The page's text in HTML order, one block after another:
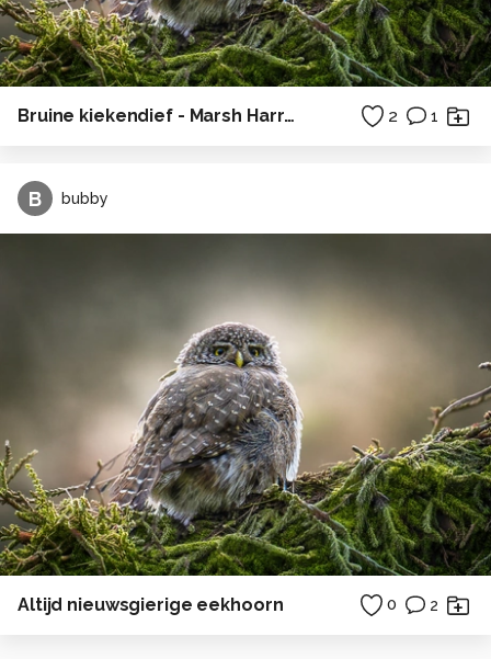
Bruine kiekendief - Marsh Harrier - Circus aeruginosus 2 1
B bubby
Altijd nieuwsgierige eekhoorn 0 2